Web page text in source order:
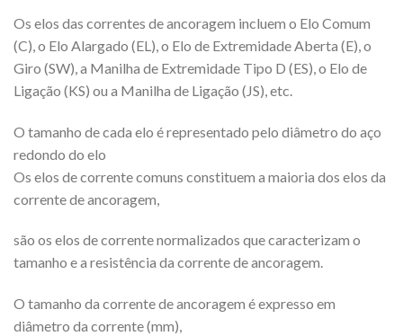
Os elos das correntes de ancoragem incluem o Elo Comum
(C), o Elo Alargado (EL), o Elo de Extremidade Aberta (E), o
Giro (SW), a Manilha de Extremidade Tipo D (ES), o Elo de
Ligação (KS) ou a Manilha de Ligação (JS), etc.
O tamanho de cada elo é representado pelo diâmetro do aço
redondo do elo
Os elos de corrente comuns constituem a maioria dos elos da
corrente de ancoragem,
são os elos de corrente normalizados que caracterizam o
tamanho e a resistência da corrente de ancoragem.
O tamanho da corrente de ancoragem é expresso em
diâmetro da corrente (mm),